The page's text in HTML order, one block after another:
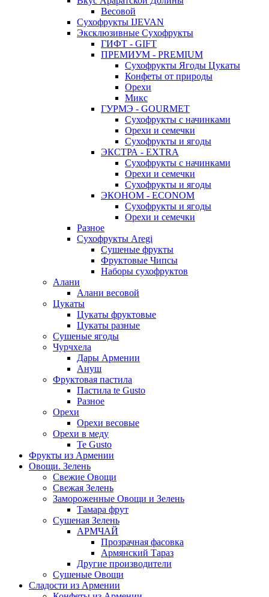
Весовой
Сухофрукты IJEVAN
Эксклюзивные Сухофрукты
ГИФТ - GIFT
ПРЕМИУМ - PREMIUM
Сухофрукты Ягоды Цукаты
Конфеты от природы
Орехи
Микс
ГУРМЭ - GOURMET
Сухофрукты с начинками
Орехи и семечки
Сухофрукты и ягоды
ЭКСТРА - EXTRA
Сухофрукты с начинками
Орехи и семечки
Сухофрукты и ягоды
ЭКОНОМ - ECONOM
Сухофрукты и ягоды
Орехи и семечки
Разное
Сухофрукты Aregi
Сушеные фрукты
Фруктовые Чипсы
Наборы сухофруктов
Алани
Алани весовой
Цукаты
Цукаты фруктовые
Цукаты разные
Сушеные ягоды
Чурчхела
Дары Армении
Ануш
Фруктовая пастила
Пастила te Gusto
Разное
Орехи
Орехи весовые
Орехи в меду
Te Gusto
Фрукты из Армении
Овощи. Зелень
Свежие Овощи
Свежая Зелень
Замороженные Овощи и Зелень
Тамара фрут
Сушеная Зелень
АРМЧАЙ
Прозрачная фасовка
Армянский Тараз
Другие производители
Сушеные Овощи
Сладости из Армении